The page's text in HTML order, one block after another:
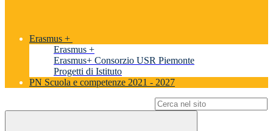
Erasmus +
Erasmus +
Erasmus+ Consorzio USR Piemonte
Progetti di Istituto
PN Scuola e competenze 2021 - 2027